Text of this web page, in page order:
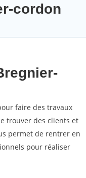
cordon
faire des travaux
trouver des clients et
permet de rentrer en
pour réaliser